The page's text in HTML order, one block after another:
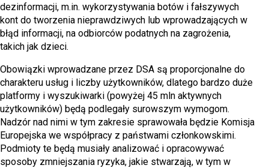
dezinformacji, m.in. wykorzystywania botów i fałszywych
kont do tworzenia nieprawdziwych lub wprowadzających w
błąd informacji, na odbiorców podatnych na zagrożenia,
takich jak dzieci.
Obowiązki wprowadzane przez DSA są proporcjonalne do
charakteru usług i liczby użytkowników, dlatego bardzo duże
platformy i wyszukiwarki (powyżej 45 mln aktywnych
użytkowników) będą podlegały surowszym wymogom.
Nadzór nad nimi w tym zakresie sprawowała będzie Komisja
Europejska we współpracy z państwami członkowskimi.
Podmioty te będą musiały analizować i opracowywać
sposoby zmniejszania ryzyka, jakie stwarzają, w tym w